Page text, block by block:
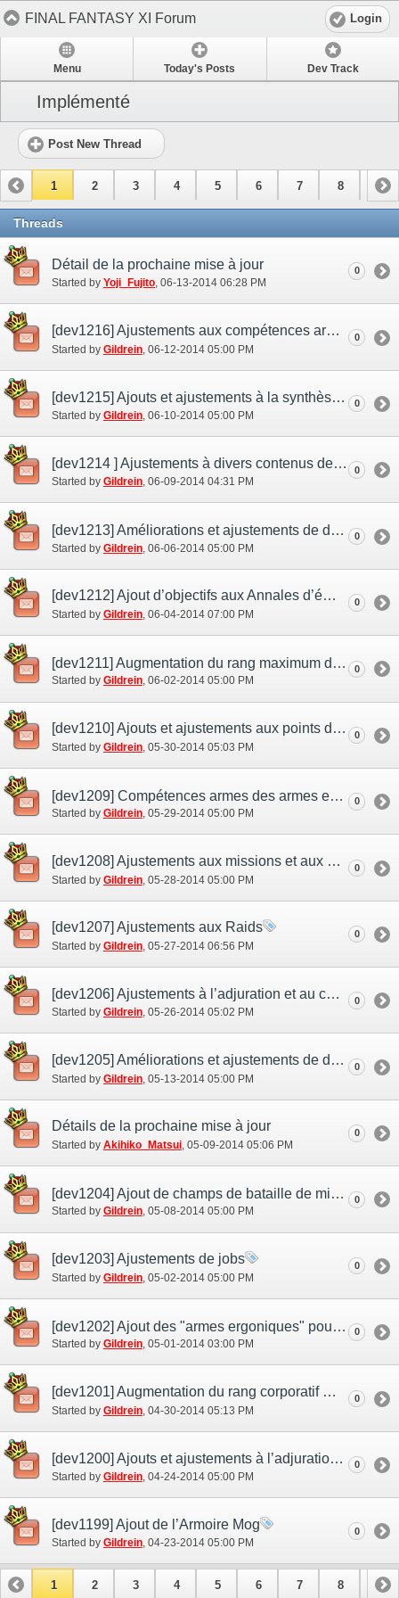
FINAL FANTASY XI Forum Login
Menu Today's Posts Dev Track
Implémenté
Post New Thread
1 2 3 4 5 6 7 8 9
10
Threads
Détail de la prochaine mise à jour
Started by Yoji_Fujito‎, 06-13-2014 06:28 PM
0
[dev1216] Ajustements aux compétences armes
Started by Gildrein ‎, 06-12-2014 05:00 PM
0
[dev1215] Ajouts et ajustements à la synthèse
Started by Gildrein‎, 06-10-2014 05:00 PM
0
[dev1214 ] Ajustements à divers contenus de combats
Started by Gildrein‎, 06-09-2014 04:31 PM
0
[dev1213] Améliorations et ajustements de divers contenus
Started by Gildrein ‎, 06-06-2014 05:00 PM
0
[dev1212] Ajout d’objectifs aux Annales d’éminence
Started by Gildrein‎, 06-04-2014 07:00 PM
0
[dev1211] Augmentation du rang maximum des Jardins Mog
Started by Gildrein‎, 06-02-2014 05:00 PM
0
[dev1210] Ajouts et ajustements aux points de mérite
Started by Gildrein ‎, 05-30-2014 05:03 PM
0
[dev1209] Compétences armes des armes ergoniques
Started by Gildrein‎, 05-29-2014 05:00 PM
0
[dev1208] Ajustements aux missions et aux quêtes
Started by Gildrein ‎, 05-28-2014 05:00 PM
0
[dev1207] Ajustements aux Raids
Started by Gildrein‎, 05-27-2014 06:56 PM
0
[dev1206] Ajustements à l’adjuration et au compagnon d’aventure
Started by Gildrein‎, 05-26-2014 05:02 PM
0
[dev1205] Améliorations et ajustements de divers contenus
Started by Gildrein ‎, 05-13-2014 05:00 PM
0
Détails de la prochaine mise à jour
Started by Akihiko_Matsui‎, 05-09-2014 05:06 PM
0
[dev1204] Ajout de champs de bataille de mission à haut niveau
Started by Gildrein‎, 05-08-2014 05:00 PM
0
[dev1203] Ajustements de jobs
Started by Gildrein ‎, 05-02-2014 05:00 PM
0
[dev1202] Ajout des "armes ergoniques" pour géomancien et épéiste runique
Started by Gildrein‎, 05-01-2014 03:00 PM
0
[dev1201] Augmentation du rang corporatif maximum et ajouts aux efforts de Raid
Started by Gildrein ‎, 04-30-2014 05:13 PM
0
[dev1200] Ajouts et ajustements à l’adjuration et au compagnon d’aventure
Started by Gildrein‎, 04-24-2014 05:00 PM
0
[dev1199] Ajout de l’Armoire Mog
Started by Gildrein‎, 04-23-2014 05:00 PM
0
1 2 3 4 5 6 7 8 9